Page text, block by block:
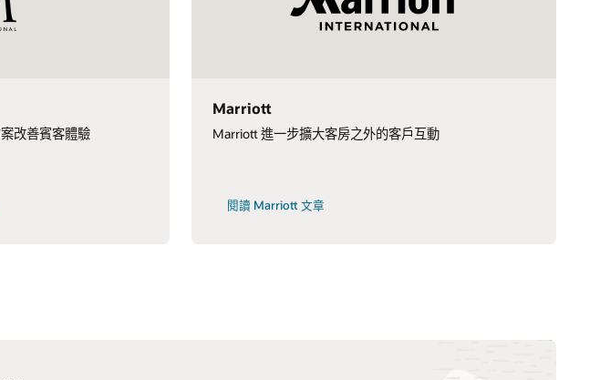
改善賓客體驗
Marriott
Marriott 進一步擴大客房之外的客戶互動
閱讀 Marriott 文章